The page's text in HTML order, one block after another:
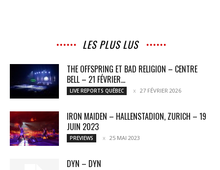
LES PLUS LUS
THE OFFSPRING ET BAD RELIGION – CENTRE
BELL – 21 FÉVRIER...
LIVE REPORTS QUÉBEC 27 FÉVRIER 2026
IRON MAIDEN – HALLENSTADION, ZURICH – 19
JUIN 2023
PREVIEWS 25 MAI 2023
DYN – DYN